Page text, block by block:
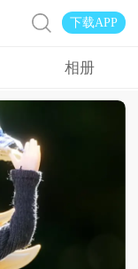
下载APP
相册